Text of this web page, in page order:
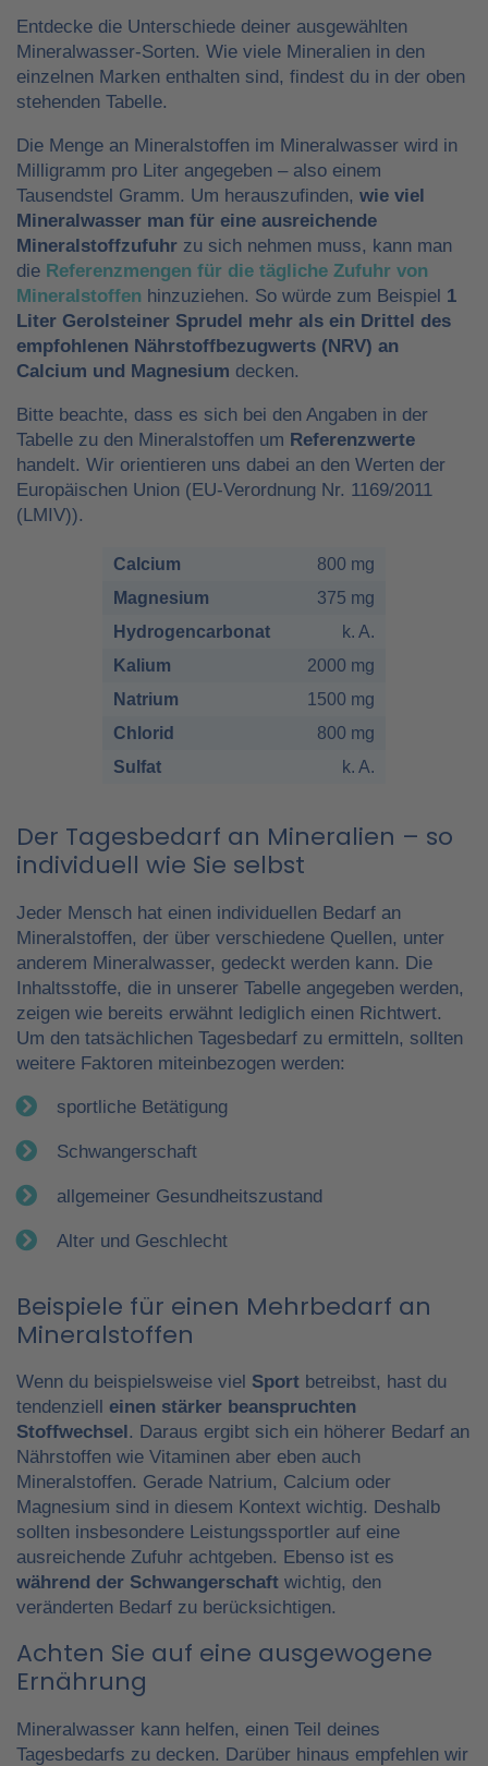
Entdecke die Unterschiede deiner ausgewählten
Mineralwasser-Sorten. Wie viele Mineralien in den
einzelnen Marken enthalten sind, findest du in der oben
stehenden Tabelle.
Die Menge an Mineralstoffen im Mineralwasser wird in
Milligramm pro Liter angegeben – also einem
Tausendstel Gramm. Um herauszufinden, wie viel
Mineralwasser man für eine ausreichende
Mineralstoffzufuhr zu sich nehmen muss, kann man
die Referenzmengen für die tägliche Zufuhr von
Mineralstoffen hinzuziehen. So würde zum Beispiel 1
Liter Gerolsteiner Sprudel mehr als ein Drittel des
empfohlenen Nährstoffbezugwerts (NRV) an
Calcium und Magnesium decken.
Bitte beachte, dass es sich bei den Angaben in der
Tabelle zu den Mineralstoffen um Referenzwerte
handelt. Wir orientieren uns dabei an den Werten der
Europäischen Union (EU-Verordnung Nr. 1169/2011
(LMIV)).
Calcium
800 mg
Magnesium
375 mg
Hydrogencarbonat
k. A.
Kalium
2000 mg
Natrium
1500 mg
Chlorid
800 mg
Sulfat
k. A.
Der Tagesbedarf an Mineralien – so
individuell wie Sie selbst
Jeder Mensch hat einen individuellen Bedarf an
Mineralstoffen, der über verschiedene Quellen, unter
anderem Mineralwasser, gedeckt werden kann. Die
Inhaltsstoffe, die in unserer Tabelle angegeben werden,
zeigen wie bereits erwähnt lediglich einen Richtwert.
Um den tatsächlichen Tagesbedarf zu ermitteln, sollten
weitere Faktoren miteinbezogen werden:
sportliche Betätigung
Schwangerschaft
allgemeiner Gesundheitszustand
Alter und Geschlecht
Beispiele für einen Mehrbedarf an
Mineralstoffen
Wenn du beispielsweise viel Sport betreibst, hast du
tendenziell einen stärker beanspruchten
Stoffwechsel. Daraus ergibt sich ein höherer Bedarf an
Nährstoffen wie Vitaminen aber eben auch
Mineralstoffen. Gerade Natrium, Calcium oder
Magnesium sind in diesem Kontext wichtig. Deshalb
sollten insbesondere Leistungssportler auf eine
ausreichende Zufuhr achtgeben. Ebenso ist es
während der Schwangerschaft wichtig, den
veränderten Bedarf zu berücksichtigen.
Achten Sie auf eine ausgewogene
Ernährung
Mineralwasser kann helfen, einen Teil deines
Tagesbedarfs zu decken. Darüber hinaus empfehlen wir